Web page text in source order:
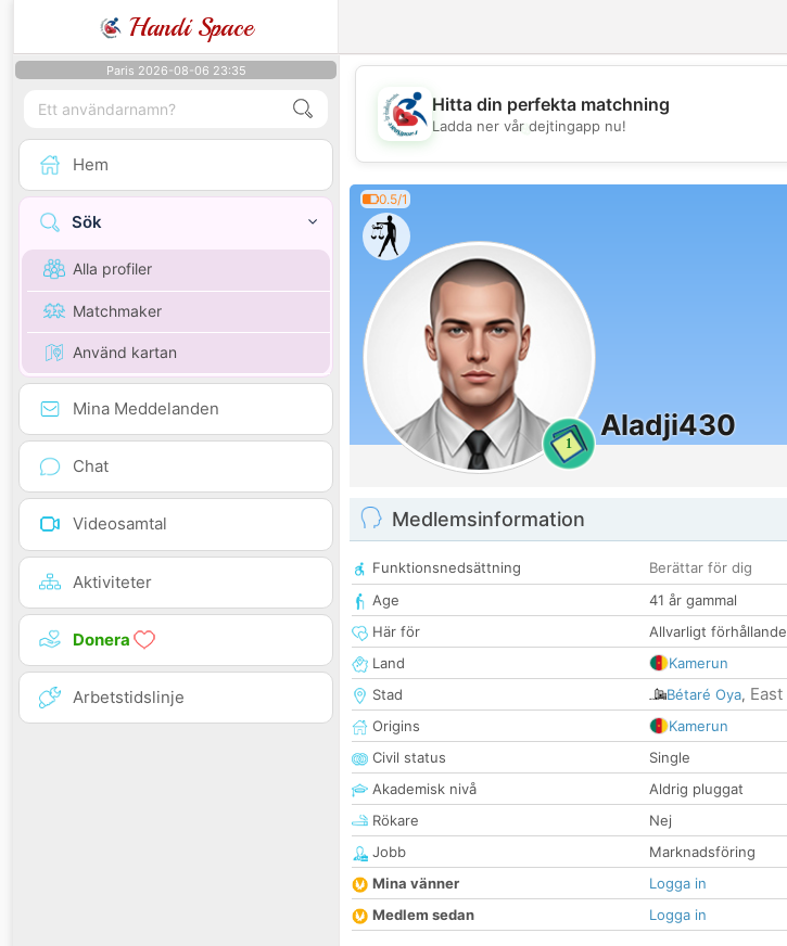
Handi Space
Paris 2026-08-06 23:35
Hem
Sök
Alla profiler
Matchmaker
Använd kartan
Mina Meddelanden
Chat
Videosamtal
Aktiviteter
Donera
Arbetstidslinje
💖
Hitta din perfekta matchning
Ladda ner vår dejtingapp nu!
0.5/1
1
Aladji430
Medlemsinformation
Funktionsnedsättning
Berättar för dig
Age
41 år gammal
Här för
Allvarligt förhållande
Land
Kamerun
Stad
Bétaré Oya, East
Origins
Kamerun
Civil status
Single
Akademisk nivå
Aldrig pluggat
Rökare
Nej
Jobb
Marknadsföring
Mina vänner
Logga in
Medlem sedan
Logga in